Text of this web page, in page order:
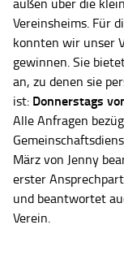
außen über die
Vereinsheims. Für
konnten wir unser
gewinnen. Sie
an, zu denen sie
ist: Donnerstags
Alle Anfragen
März von Jenny
erster
und beantwortet
Verein.